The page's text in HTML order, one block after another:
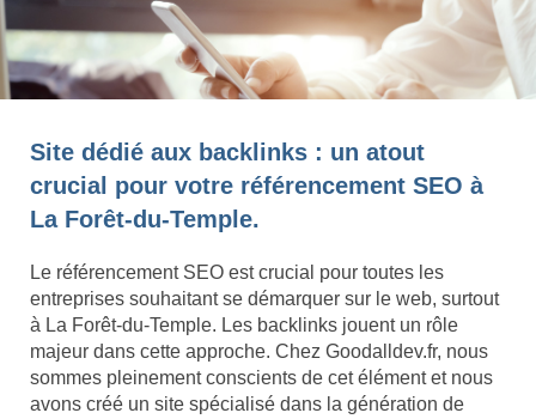
Site dédié aux backlinks : un atout
crucial pour votre référencement SEO à
La Forêt-du-Temple.
Le référencement SEO est crucial pour toutes les
entreprises souhaitant se démarquer sur le web, surtout
à La Forêt-du-Temple. Les backlinks jouent un rôle
majeur dans cette approche. Chez Goodalldev.fr, nous
sommes pleinement conscients de cet élément et nous
avons créé un site spécialisé dans la génération de